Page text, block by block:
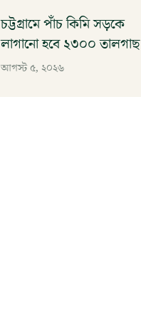
চট্টগ্রামে পাঁচ কিমি সড়কে
লাগানো হবে ২৩০০ তালগাছ
আগস্ট ৫, ২০২৬